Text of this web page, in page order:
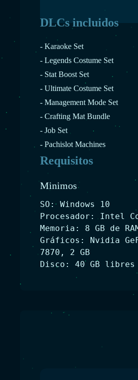
DLCs incluidos
- Karaoke Set
- Legends Costume Set
- Stat Boost Set
- Ultimate Costume Set
- Management Mode Set
- Crafting Mat Bundle
- Job Set
- Pachislot Machines
Requisitos
Minimos
SO: Windows 10
Procesador: Intel
Memoria: 8 GB de
Gráficos: Nvidia
7870, 2 GB
Disco: 40 GB libres